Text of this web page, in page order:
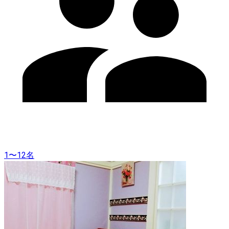
1〜12名